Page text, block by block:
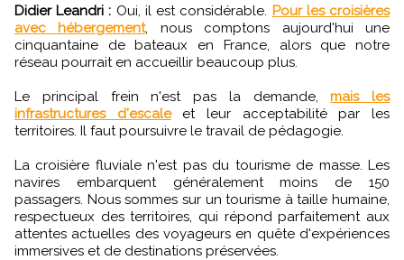
Didier Leandri : Oui, il est considérable. Pour les croisières
avec hébergement, nous comptons aujourd'hui une
cinquantaine de bateaux en France, alors que notre
réseau pourrait en accueillir beaucoup plus.
Le principal frein n'est pas la demande,mais les
infrastructures d'escaleet leur acceptabilité par les
territoires. Il faut poursuivre le travail de pédagogie.
La croisière fluviale n'est pas du tourisme de masse. Les
navires embarquent généralement moins de 150
passagers. Nous sommes sur un tourisme à taille humaine,
respectueux des territoires, qui répond parfaitement aux
attentes actuelles des voyageurs en quête d'expériences
immersives et de destinations préservées.